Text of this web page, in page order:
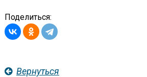
Поделиться:
Вернуться